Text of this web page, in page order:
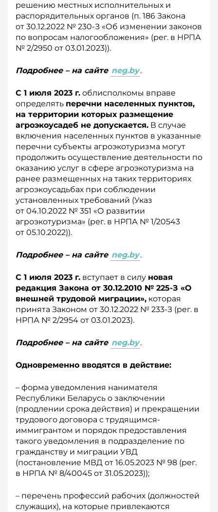
решению местных исполнительных и
распорядительных органов (п. 186 Закона
от 30.12.2022 № 230-З «Об изменении законов
по вопросам налогообложения» (рег. в НРПА
№ 2/2950 от 03.01.2023)).
Подробнее – на сайте neg.by.
С 1 июля 2023 г. облисполкомы вправе
определять перечни населенных пунктов,
на территории которых размещение
агроэкоусадеб не допускается. В случае
включения населенных пунктов в указанные
перечни субъекты агроэкотуризма могут
продолжить осуществление деятельности по
оказанию услуг в сфере агроэкотуризма на
ранее размещенных на таких территориях
агроэкоусадьбах при соблюдении
установленных требований (Указ
от 04.10.2022 № 351 «О развитии
агроэкотуризма» (рег. в НРПА № 1/20543
от 05.10.2022)).
Подробнее – на сайте neg.by.
С 1 июля 2023 г. вступает в силу новая
редакция Закона от 30.12.2010 № 225-З «О
внешней трудовой миграции», которая
принята Законом от 30.12.2022 № 233-З (рег. в
НРПА № 2/2954 от 03.01.2023).
Подробнее – на сайте neg.by.
Одновременно вводятся в действие:
– форма уведомления нанимателя
Республики Беларусь о заключении
(продлении срока действия) и прекращении
трудового договора с трудящимся-
иммигрантом и порядок предоставления
такого уведомления в подразделение по
гражданству и миграции УВД
(постановление МВД от 16.05.2023 № 98 (рег.
в НРПА № 8/40045 от 31.05.2023));
– перечень профессий рабочих (должностей
служащих), на которые привлекаются